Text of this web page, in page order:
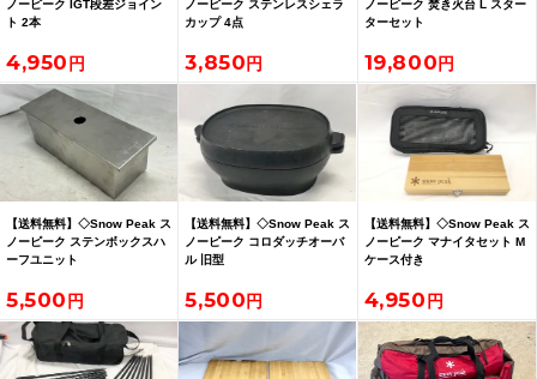
ノーピーク IGT段差ジョイン
ト 2本
4,950
ノーピーク ステンレスシェラ
カップ 4点
3,850
ノーピーク 焚き火台 L スター
ターセット
19,800
【送料無料】◇Snow Peak ス
ノーピーク ステンボックスハ
ーフユニット
5,500
【送料無料】◇Snow Peak ス
ノーピーク コロダッチオーバ
ル 旧型
5,500
【送料無料】◇Snow Peak ス
ノーピーク マナイタセット M
ケース付き
4,950